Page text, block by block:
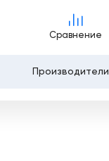
Сравнение
Производители